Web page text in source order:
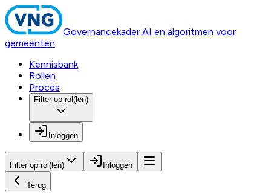
Governancekader AI en algoritmen voor
gemeenten
Kennisbank
Rollen
Proces
Filter op rol(len)
Inloggen
Filter op rol(len) Inloggen
Terug